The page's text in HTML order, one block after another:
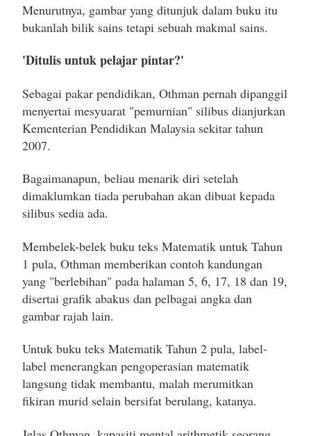
Menurutnya, gambar yang ditunjuk dalam buku itu
bukanlah bilik sains tetapi sebuah makmal sains.
'Ditulis untuk pelajar pintar?'
Sebagai pakar pendidikan, Othman pernah dipanggil
menyertai mesyuarat "pemurnian" silibus dianjurkan
Kementerian Pendidikan Malaysia sekitar tahun
2007.
Bagaimanapun, beliau menarik diri setelah
dimaklumkan tiada perubahan akan dibuat kepada
silibus sedia ada.
Membelek-belek buku teks Matematik untuk Tahun
1 pula, Othman memberikan contoh kandungan
yang "berlebihan" pada halaman 5, 6, 17, 18 dan 19,
disertai grafik abakus dan pelbagai angka dan
gambar rajah lain.
Untuk buku teks Matematik Tahun 2 pula, label-
label menerangkan pengoperasian matematik
langsung tidak membantu, malah merumitkan
fikiran murid selain bersifat berulang, katanya.